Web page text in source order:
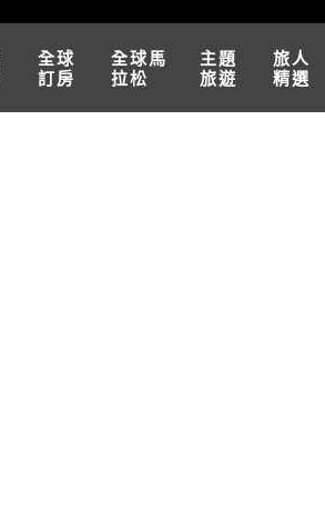
全球
訂房
全球馬
拉松
主題
旅遊
旅人
精選